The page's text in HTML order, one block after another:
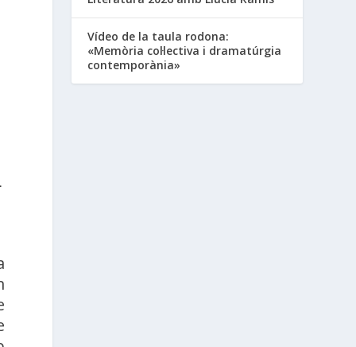
Vídeo de la taula rodona:
«Memòria col·lectiva i dramatúrgia
contemporània»